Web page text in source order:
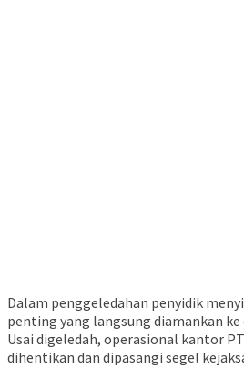
Dalam penggeledahan penyidik
penting yang langsung diamankan ke
Usai digeledah, operasional kantor
dihentikan dan dipasangi segel